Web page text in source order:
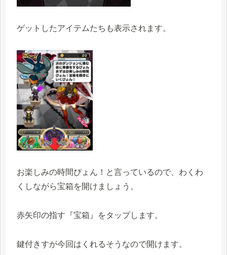
ゲットしたアイテムたちも表示されます。
お楽しみの時間ぴょん！と言っているので、わくわ
くしながら宝箱を開けましょう。
赤矢印の指す『宝箱』をタップします。
鍵付きすが今回はくれるそうなので開けます。